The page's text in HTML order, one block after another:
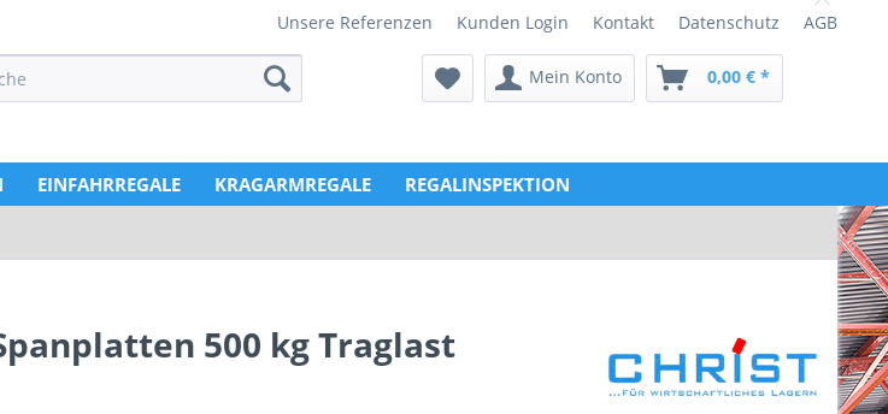
Unsere Referenzen Kunden Login Kontakt Datenschutz AGB
Mein Konto 0,00 € *
EINFAHRREGALE KRAGARMREGALE REGALINSPEKTION
500 kg Traglast